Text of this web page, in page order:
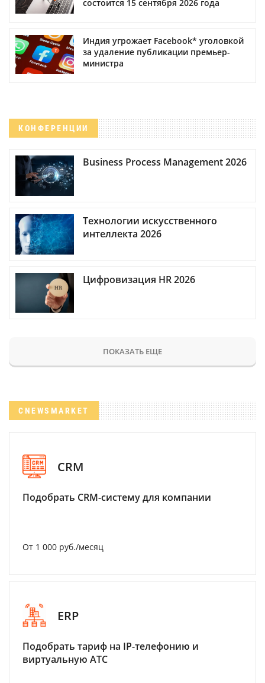
состоится 15 сентября 2026 года
Индия угрожает Facebook* уголовкой
за удаление публикации премьер-
министра
КОНФЕРЕНЦИИ
Business Process Management 2026
Технологии искусственного
интеллекта 2026
Цифровизация HR 2026
ПОКАЗАТЬ ЕЩЕ
CNEWSMARKET
CRM
Подобрать CRM-систему для компании
От 1 000 руб./месяц
ERP
Подобрать тариф на IP-телефонию и
виртуальную АТС